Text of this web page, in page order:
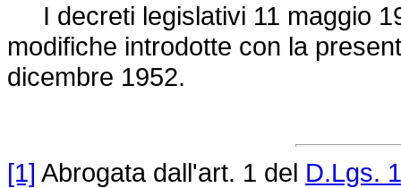
I decreti legislativi 11 maggio
modifiche introdotte con la
dicembre 1952.
[1] Abrogata dall'art. 1 del D.Lgs.